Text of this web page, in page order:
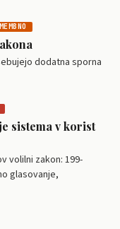
dodatna sporna
sistema v korist
volilni zakon: 199-
glasovanje,